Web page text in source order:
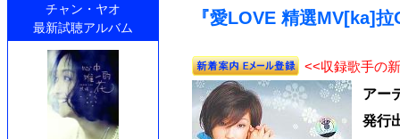
チャン・ヤオ
最新試聴アルバム
『愛LOVE 精選MV[ka]
<<収録歌手の
アー
発行